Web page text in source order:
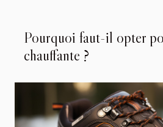
Pourquoi faut-il opter
chauffante ?